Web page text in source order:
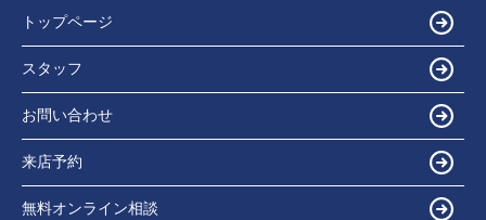
トップページ
スタッフ
お問い合わせ
来店予約
無料オンライン相談